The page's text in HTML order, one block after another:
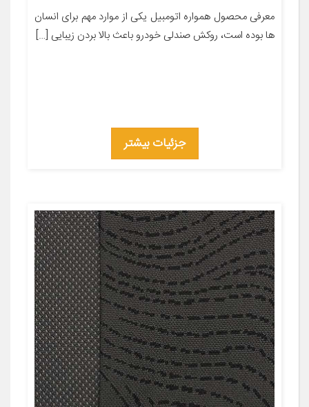
معرفی محصول همواره اتومبیل یکی از موارد مهم برای انسان
ها بوده است، روکش صندلی خودرو باعث بالا بردن زیبایی […]
جزئیات بیشتر